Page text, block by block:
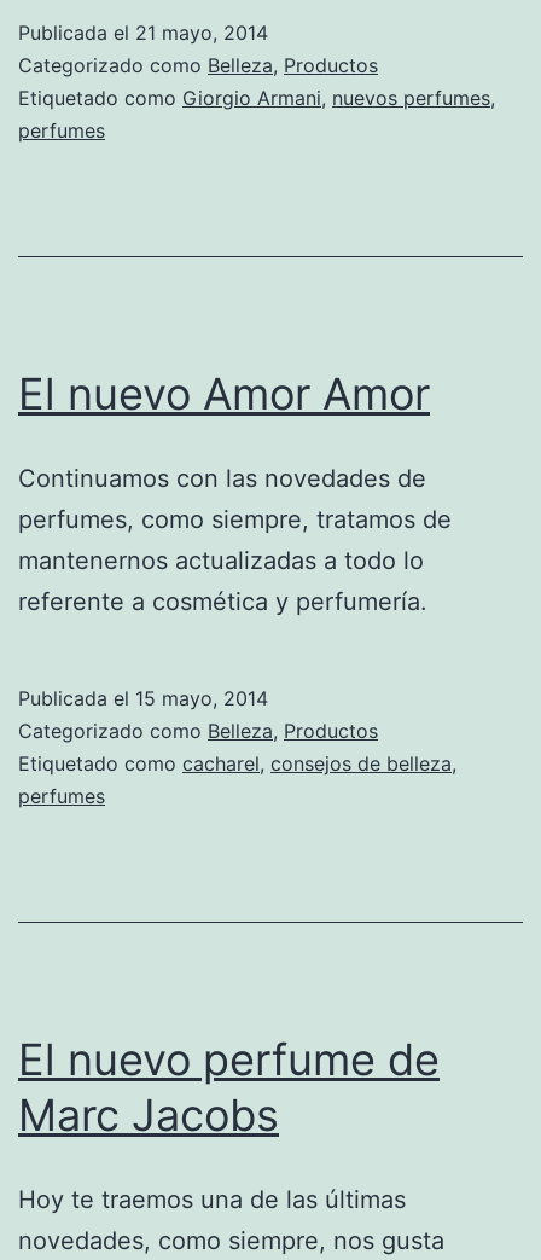
Publicada el 21 mayo, 2014
Categorizado como Belleza, Productos
Etiquetado como Giorgio Armani, nuevos perfumes,
perfumes
El nuevo Amor Amor
Continuamos con las novedades de
perfumes, como siempre, tratamos de
mantenernos actualizadas a todo lo
referente a cosmética y perfumería.
Publicada el 15 mayo, 2014
Categorizado como Belleza, Productos
Etiquetado como cacharel, consejos de belleza,
perfumes
El nuevo perfume de
Marc Jacobs
Hoy te traemos una de las últimas
novedades, como siempre, nos gusta